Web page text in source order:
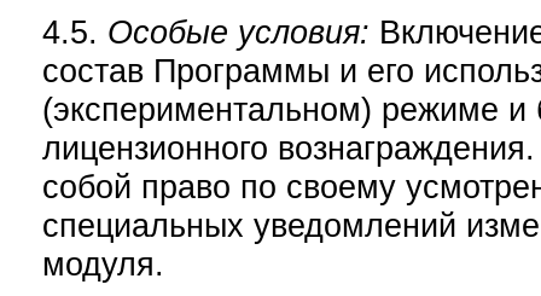
4.5. Особые условия:
состав Программы и его
(экспериментальном) режиме и
лицензионного
собой право по своему
специальных уведомлений
модуля.